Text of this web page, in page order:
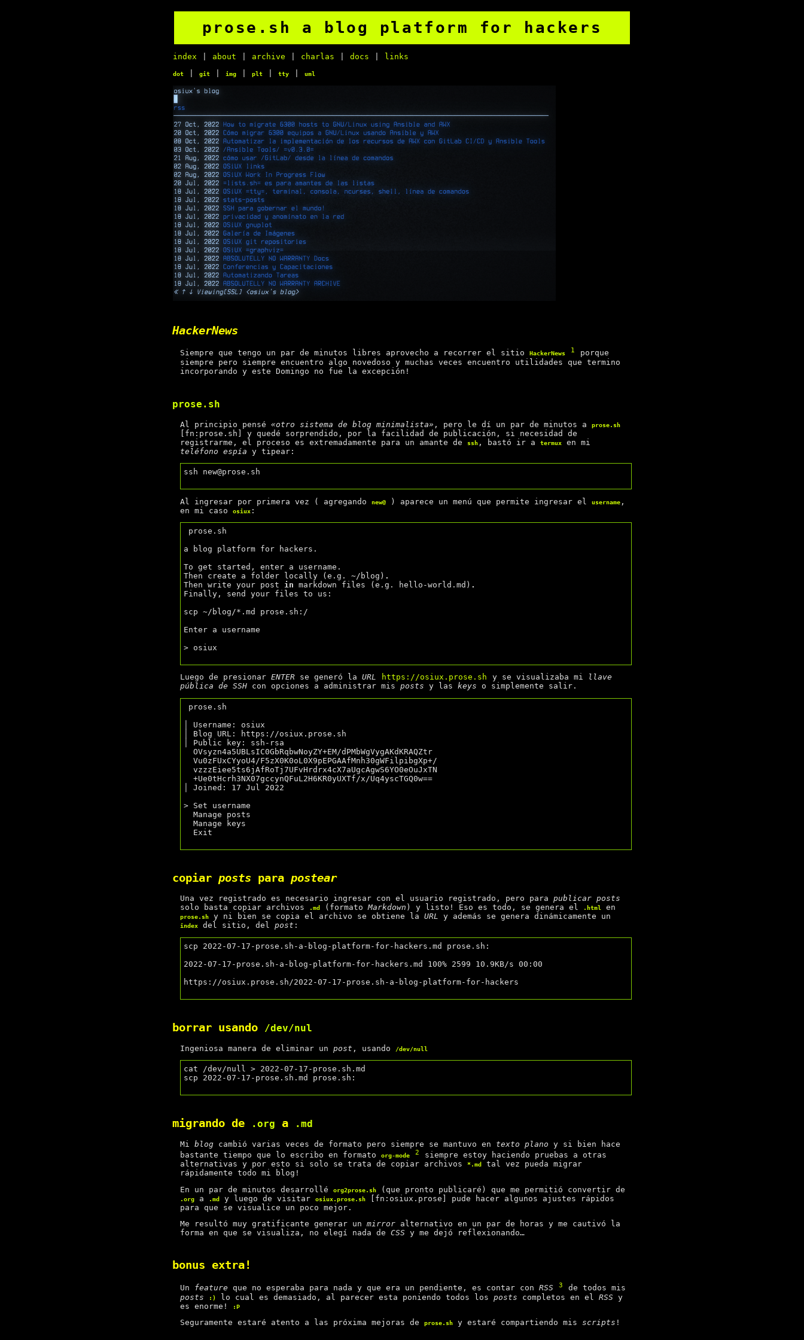
prose.sh a blog platform for hackers
index about archive charlas docs links
dot git img plt tty uml
HackerNews
Siempre que tengo un par de minutos libres aprovecho a recorrer el sitio HackerNews 1
porque
siempre pero siempre encuentro algo novedoso y muchas veces encuentro utilidades que termino
incorporando y este Domingo no fue la excepción!
prose.sh
Al principio pensé «otro sistema de blog minimalista» , pero le dí un par de minutos a prose.sh
[fn:prose.sh] y quedé sorprendido, por la facilidad de publicación, si necesidad de
registrarme, el proceso es extremadamente para un amante de
ssh, bastó ir a termuxen mi
teléfono espía y tipear:
ssh new@prose.sh
Al ingresar por primera vez ( agregando new@) aparece un menú que permite ingresar el username,
en mi caso
osiux:
a blog platform for hackers.
To get started, enter a username.
Then create a folder locally (e.g. ~/blog) .
Then write your post in markdown files (e.g. hello-world.md) .
Finally, send your files to us:
scp ~/blog/*.md prose.sh:/
Enter a username
> osiux
Luego de presionar ENTERse generó la URL https://osiux.prose.sh y se visualizaba mi
llave
pública de SSHcon opciones a administrar mis posts y las keys o simplemente salir.
│ Username: osiux
│ Blog URL: https://osiux.prose.sh
│ Public key: ssh-rsa
  OVsyzn4a5UBLsIC0GbRqbwNoyZY+EM/dPMbWgVygAKdKRAQZtr
  Vu0zFUxCYyoU4/F5zX0K0oL0X9pEPGAAfMnh30gWFilpibgXp+/
  vzzzEiee5ts6jAfRoTj7UFvHrdrx4cX7aUgcAgwS6YO0eOuJxTN
  +Ue0tHcrh3NX07gccynQFuL2H6KR0yUXTf/x/Uq4yscTGQ0w==
│ Joined: 17 Jul 2022
> Set username
  Manage posts
  Manage keys
copiar posts para postear
Una vez registrado es necesario ingresar con el usuario registrado, pero para publicar posts
solo basta copiar archivos
.md(formatoMarkdown ) y listo! Eso es todo, se genera el .htmlen
prose.shy ni bien se copia el archivo se obtiene la URL y además se genera dinámicamente un
indexdel sitio, del post :
scp 2022-07-17-prose.sh-a-blog-platform-for-hackers.md prose.sh:
2022-07-17-prose.sh-a-blog-platform-for-hackers.md 100% 2599 10.9KB/s 00:00
https://osiux.prose.sh/2022-07-17-prose.sh-a-blog-platform-for-hackers
borrar usando /dev/nul
Ingeniosa manera de eliminar un post , usando /dev/null
cat /dev/null > 2022-07-17-prose.sh.md
scp 2022-07-17-prose.sh.md prose.sh:
migrando de .org a .md
Mi blogcambió varias veces de formato pero siempre se mantuvo en texto plano y si bien hace
bastante tiempo que lo escribo en formato
org-mode 2
siempre estoy haciendo pruebas a otras
alternativas y por esto si solo se trata de copiar archivos
*.mdtal vez pueda migrar
rápidamente todo mi blog!
En un par de minutos desarrollé
org2prose.sh(que pronto publicaré) que me permitió convertir de
.orga .mdy luego de visitar osiux.prose.sh[fn:osiux.prose] pude hacer algunos ajustes rápidos
para que se visualice un poco mejor.
Me resultó muy gratificante generar un mirroralternativo en un par de horas y me cautivó la
forma en que se visualiza, no elegí nada de CSSy me dejó reflexionando…
bonus extra!
Un feature que no esperaba para nada y que era un pendiente, es contar con RSS 3
de todos mis
posts
:) lo cual es demasiado, al parecer esta poniendo todos los posts completos en el RSSy
es enorme!
:P
Seguramente estaré atento a las próxima mejoras de prose.shy estaré compartiendo mis scripts !